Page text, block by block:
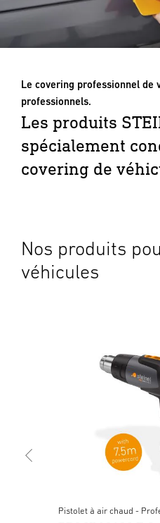
Le covering professionnel de
professionnels.
Les produits
spécialement
covering de
Nos produits
véhicules
Pistolet à air chaud -